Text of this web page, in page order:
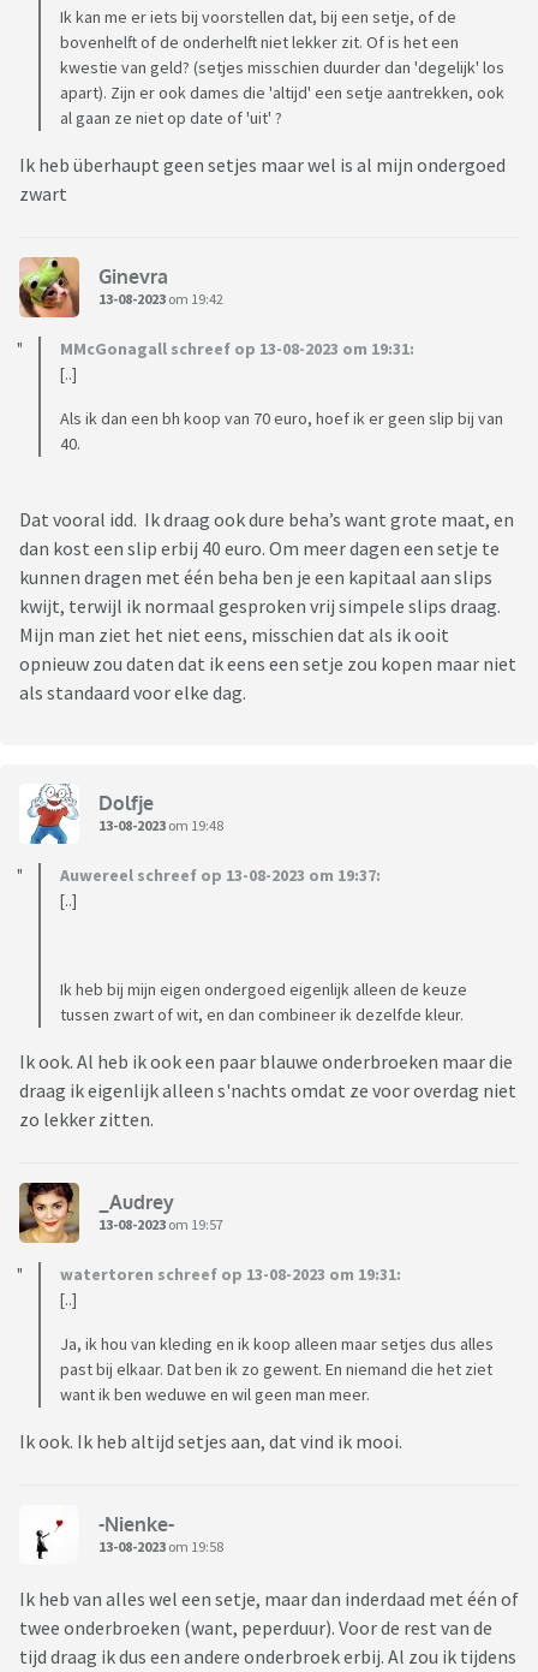
Ik kan me er iets bij voorstellen dat, bij een setje, of de
bovenhelft of de onderhelft niet lekker zit. Of is het een
kwestie van geld? (setjes misschien duurder dan 'degelijk' los
apart). Zijn er ook dames die 'altijd' een setje aantrekken, ook
al gaan ze niet op date of 'uit' ?
Ik heb überhaupt geen setjes maar wel is al mijn ondergoed
zwart
Ginevra
13-08-2023 om 19:42
MMcGonagall schreef op 13-08-2023 om 19:31:
[..]
Als ik dan een bh koop van 70 euro, hoef ik er geen slip bij van
40.
Dat vooral idd. Ik draag ook dure beha’s want grote maat, en
dan kost een slip erbij 40 euro. Om meer dagen een setje te
kunnen dragen met één beha ben je een kapitaal aan slips
kwijt, terwijl ik normaal gesproken vrij simpele slips draag.
Mijn man ziet het niet eens, misschien dat als ik ooit
opnieuw zou daten dat ik eens een setje zou kopen maar niet
als standaard voor elke dag.
Dolfje
13-08-2023 om 19:48
Auwereel schreef op 13-08-2023 om 19:37:
[..]
Ik heb bij mijn eigen ondergoed eigenlijk alleen de keuze
tussen zwart of wit, en dan combineer ik dezelfde kleur.
Ik ook. Al heb ik ook een paar blauwe onderbroeken maar die
draag ik eigenlijk alleen s'nachts omdat ze voor overdag niet
zo lekker zitten.
_Audrey
13-08-2023 om 19:57
watertoren schreef op 13-08-2023 om 19:31:
[..]
Ja, ik hou van kleding en ik koop alleen maar setjes dus alles
past bij elkaar. Dat ben ik zo gewent. En niemand die het ziet
want ik ben weduwe en wil geen man meer.
Ik ook. Ik heb altijd setjes aan, dat vind ik mooi.
-Nienke-
13-08-2023 om 19:58
Ik heb van alles wel een setje, maar dan inderdaad met één of
twee onderbroeken (want, peperduur). Voor de rest van de
tijd draag ik dus een andere onderbroek erbij. Al zou ik tijdens